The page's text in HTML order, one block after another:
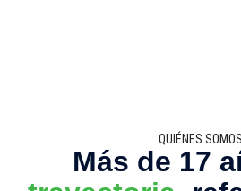
QUIÉNES SOMOS
Más de 17